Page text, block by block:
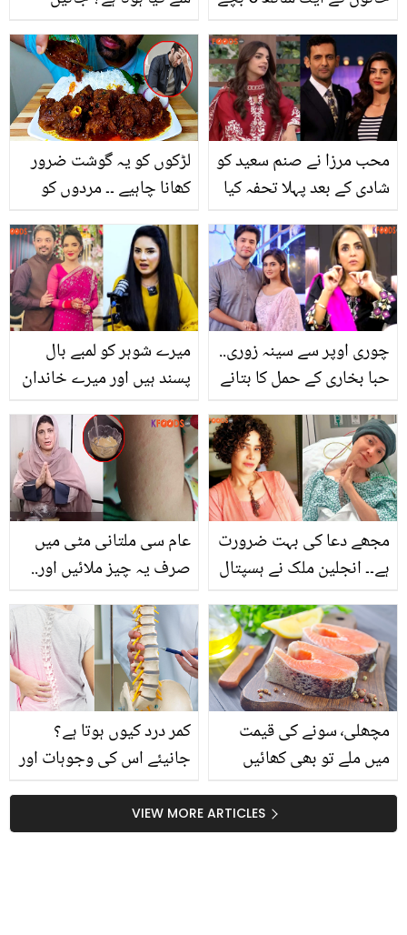
ایسی جادوئی ٹپ جو
بچوں اور بڑوں دونوں کے
بہت کام آئے
کیسے انتقال کر گئے؟ ماں
غم سے نڈھال
لڑکوں کو یہ گوشت ضرور
کھانا چاہیے ۔۔ مردوں کو
ہفتے میں 1 مرتبہ گائے کا
گوشت لازمی کیوں کھانا
چاہیے؟ وجہ آپ کی بھی
بڑی مشکل آسان کردے
محب مرزا نے صنم سعید کو
شادی کے بعد پہلا تحفہ کیا
دیا تھا؟ خاموشی سے شادی
کرنے والی اداکارہ نے
انکشاف کردیا
میرے شوہر کو لمبے بال
پسند ہیں اور میرے خاندان
میں.. کرن ناز کے لمبے
حسین بالوں کا کیا راز ہے؟
چوری اوپر سے سینہ زوری..
حبا بخاری کے حمل کا بتانے
پر نادیہ خان ڈٹ گئیں !
صارفین نے بھی آڑے
ہاتھوں لے لیا
عام سی ملتانی مٹی میں
صرف یہ چیز ملائیں اور..
ڈاکٹر بلقیس کا بتایا آسان
سا ٹوٹکا جو گرمی دانوں
کی تکلیف سے دے نجات
مجھے دعا کی بہت ضرورت
ہے۔۔ انجلین ملک نے ہسپتال
سے تصویر شیئر کر دی، ان
کی حالت کیسی ہے اب؟
کمر درد کیوں ہوتا ہے؟
جانیئے اس کی وجوہات اور
آرام پہنچانے کے چند مفید
ٹوٹکے
مچھلی٬ سونے کی قیمت
میں ملے تو بھی کھائیں
VIEW MORE ARTICLES